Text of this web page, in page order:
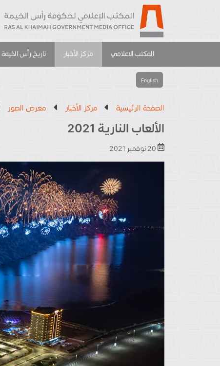
المكتب الاعلامي مركز الأخبار تاريخ رأس الخيمة
English
الصفحة الرئيسية مركز الأخبار معرض الصور
الألعاب النارية 2021